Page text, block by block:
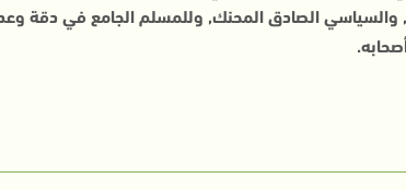
والسياسي الصادق المحنك, وللمسلم الجامع في دقة